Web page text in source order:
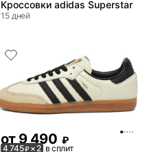
Кроссовки adidas Superstar
15 дней
от 9 490 ₽
4 745₽× 2 в сплит